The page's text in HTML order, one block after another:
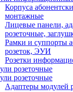
Корпуса
монтажные
Лицевые панели,
розеточные,
Рамки и суппорты
розеток, ЭУИ
Розетки
розеточные
розеточные
Адаптеры модулей